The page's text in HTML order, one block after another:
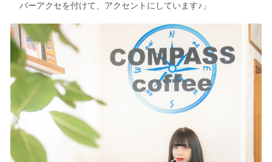
バーアクセを付けて、アクセントにしています♪」